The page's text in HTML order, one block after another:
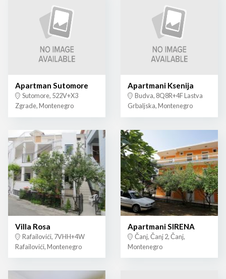
Apartman Sutomore
Sutomore, 522V+X3
Zgrade, Montenegro
Apartmani Ksenija
Budva, 8Q8R+4F Lastva
Grbaljska, Montenegro
Villa Rosa
Rafailovići, 7VHH+4W
Rafailovići, Montenegro
Apartmani SIRENA
Čanj, Čanj 2, Čanj,
Montenegro